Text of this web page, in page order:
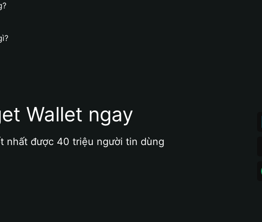
Wallet ngay
nhất được 40 triệu người tin dùng